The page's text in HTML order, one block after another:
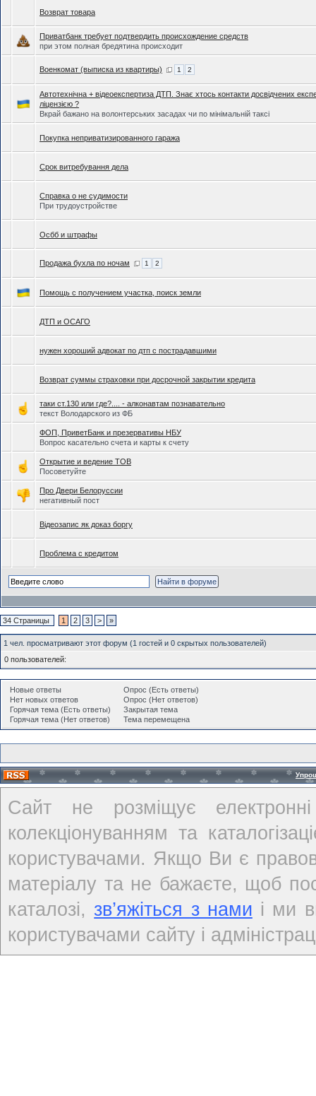
Возврат товара
Приватбанк требует подтвердить происхождение средств
при этом полная бредятина происходит
Военкомат (выписка из квартиры) 1 2
Автотехнічна + відеоекспертиза ДТП. Знає хтось контакти досвідчених
ліцензією ?
Вкрай бажано на волонтерських засадах чи по мінімальній таксі
Покупка неприватизированного гаража
Срок витребування дела
Справка о не судимости
При трудоустройстве
Осбб и штрафы
Продажа бухла по ночам 1 2
Помощь с получением участка, поиск земли
ДТП и ОСАГО
нужен хороший адвокат по дтп с пострадавшими
Возврат суммы страховки при досрочной закрытии кредита
таки ст.130 или где?.... - алконавтам познавательно
текст Володарского из ФБ
ФОП, ПриветБанк и презервативы НБУ
Вопрос касательно счета и карты к счету
Открытие и ведение ТОВ
Посоветуйте
Про Двери Белоруссии
негативный пост
Відеозапис як доказ боргу
Проблема с кредитом
34 Страницы 1 2 3 > »
1 чел. просматривают этот форум (1 гостей и 0 скрытых пользователей)
0 пользователей:
Новые ответы
Нет новых ответов
Горячая тема (Есть ответы)
Горячая тема (Нет ответов)
Опрос (Есть ответы)
Опрос (Нет ответов)
Закрытая тема
Тема перемещена
Сайт не розміщує
колекціонуванням та
користувачами. Якщо Ви є
матеріалу та не бажаєте, щоб
каталозі,зв’яжіться з нами і ми
користувачами сайту і